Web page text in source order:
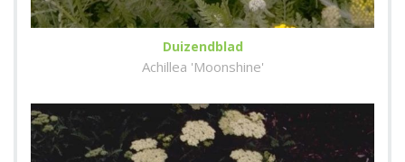
Duizendblad
Achillea 'Moonshine'